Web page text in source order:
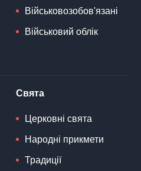
Військовозобов'язані
Військовий облік
Свята
Церковні свята
Народні прикмети
Традиції